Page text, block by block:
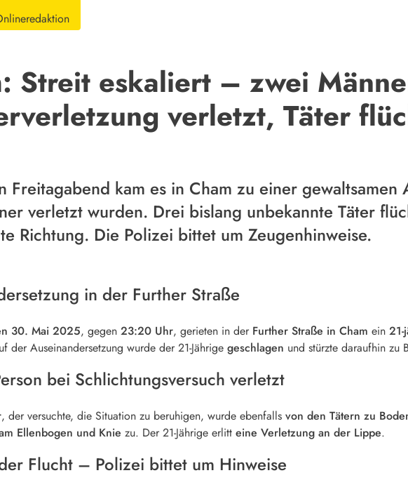
Streit eskaliert – zwei
verletzt, Täter
Freitagabend kam es in Cham zu einer
verletzt wurden. Drei bislang unbekannte Täter
Richtung. Die Polizei bittet um Zeugenhinweise.
in der Further Straße
30. Mai 2025, gegen 23:20 Uhr, gerieten in der Further Straße in Cham ein 21-
der Auseinandersetzung wurde der 21-Jährige geschlagen und stürzte daraufhin zu
bei Schlichtungsversuch verletzt
, der versuchte, die Situation zu beruhigen, wurde ebenfalls von den Tätern zu
Ellenbogen und Knie zu. Der 21-Jährige erlitt eine Verletzung an der Lippe.
Flucht – Polizei bittet um Hinweise